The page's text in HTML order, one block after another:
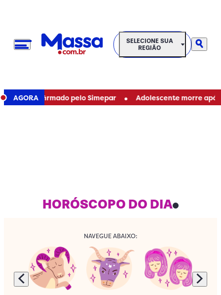
SELECIONE SUA REGIÃO
SELECIONE SUA
REGIÃO
AGORA
é confirmado pelo Simepar • Adolescente morre após
HORÓSCOPO DO DIA
NAVEGUE ABAIXO: